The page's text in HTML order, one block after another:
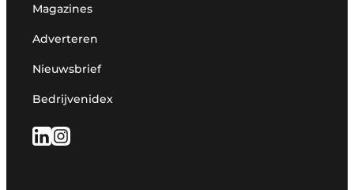
Magazines
Adverteren
Nieuwsbrief
Bedrijvenidex